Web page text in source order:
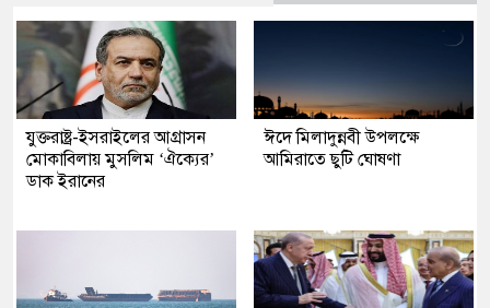
যুক্তরাষ্ট্র-ইসরাইলের আগ্রাসন
মোকাবিলায় মুসলিম ‘ঐক্যের’
ডাক ইরানের
ঈদে মিলাদুন্নবী উপলক্ষে
আমিরাতে ছুটি ঘোষণা